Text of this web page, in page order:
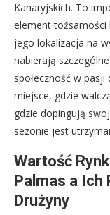
Kanaryjskich. To
element tożsamości
jego lokalizacja na
nabierają
społeczność w
miejsce, gdzie
gdzie dopingują
sezonie jest
Wartość
Palmas a Ich
Drużyny